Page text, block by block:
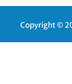
Copyright ©